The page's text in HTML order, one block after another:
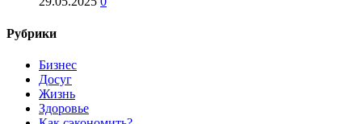
Рубрики
Бизнес
Досуг
Жизнь
Здоровье